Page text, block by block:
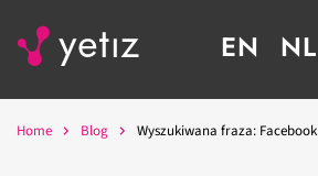
EN NL
Home Blog Wyszukiwana fraza: Facebook